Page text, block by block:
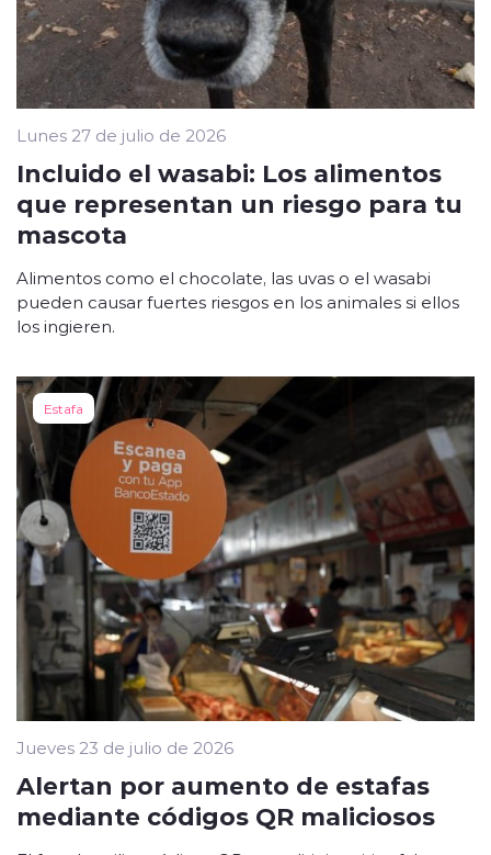
Lunes 27 de julio de 2026
Incluido el wasabi: Los alimentos
que representan un riesgo para tu
mascota
Alimentos como el chocolate, las uvas o el wasabi
pueden causar fuertes riesgos en los animales si ellos
los ingieren.
Estafa
Jueves 23 de julio de 2026
Alertan por aumento de estafas
mediante códigos QR maliciosos